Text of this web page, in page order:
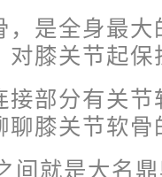
是全身最大
对膝关节起保
接部分有关
聊膝关节软
间就是大名